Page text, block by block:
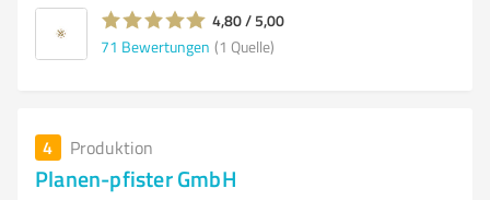
4,80 / 5,00
71 Bewertungen (1 Quelle)
4 Produktion
Planen-pfister GmbH